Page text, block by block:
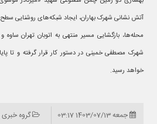
آتش نشانی شهرک بهاران، ایجاد شبکه‌های روشنایی
محله‌ها، بازگشایی مسیر منتهی به اتوبان تهران ساوه و
شهرک مصطفی خمینی در دستور کار قرار گرفته و تا
خواهد رسید.
جمعه 1403/07/13 03:17
گروه